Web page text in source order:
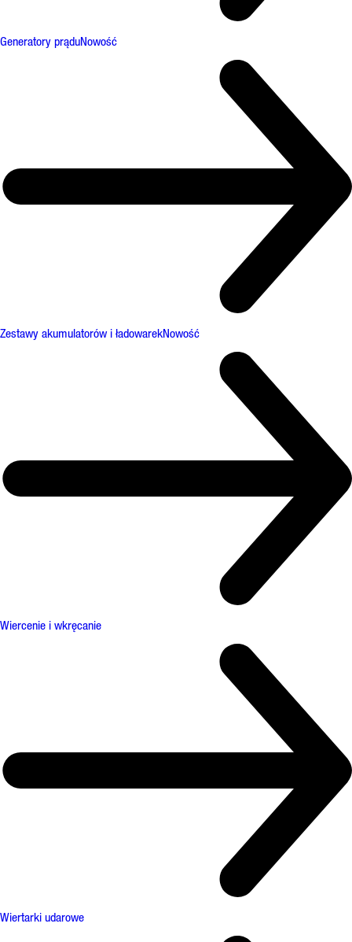
Generatory prąduNowość
Zestawy akumulatorów i ładowarekNowość
Wiercenie i wkręcanie
Wiertarki udarowe